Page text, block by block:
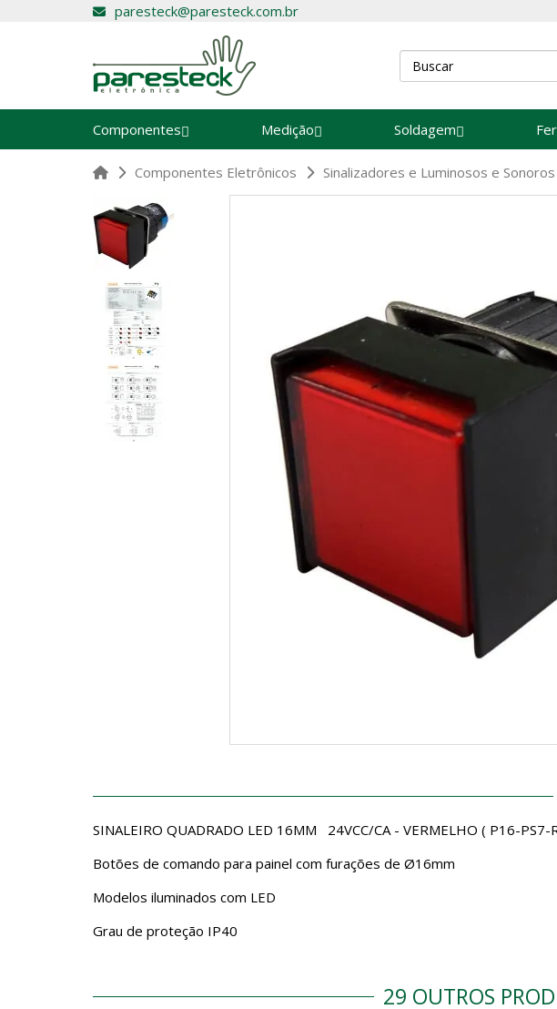
paresteck@paresteck.com.br
Componentes Medição Soldagem
Componentes Eletrônicos Sinalizadores e Luminosos e Sonoros
SINALEIRO QUADRADO LED 16MM 24VCC/CA - VERMELHO ( P16-PS7-
Botões de comando para painel com furações de Ø16mm
Modelos iluminados com LED
Grau de proteção IP40
29 OUTROS